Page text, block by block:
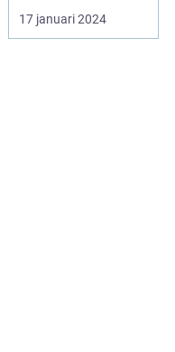
känt för sin rika
historia,...
17 januari 2024